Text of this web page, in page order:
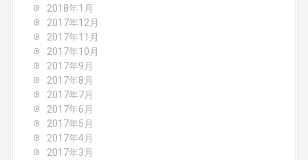
2018年1月
2017年12月
2017年11月
2017年10月
2017年9月
2017年8月
2017年7月
2017年6月
2017年5月
2017年4月
2017年3月